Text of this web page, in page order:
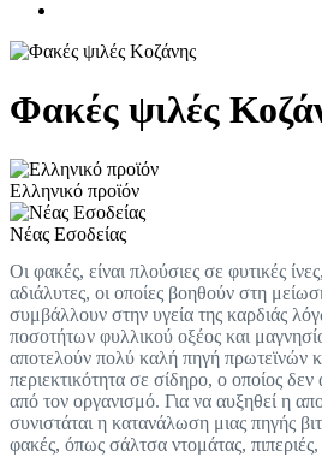
Φακές ψιλές
Ελληνικό προϊόν
Νέας Εσοδείας
Οι φακές, είναι πλούσιες σε φυτικές
αδιάλυτες, οι οποίες βοηθούν στη
συμβάλλουν στην υγεία της καρδιάς
ποσοτήτων φυλλικού οξέος και
αποτελούν πολύ καλή πηγή πρωτεϊνών
περιεκτικότητα σε σίδηρο, ο οποίος
από τον οργανισμό. Για να αυξηθεί η
συνιστάται η κατανάλωση μιας πηγής
φακές, όπως σάλτσα ντομάτας,